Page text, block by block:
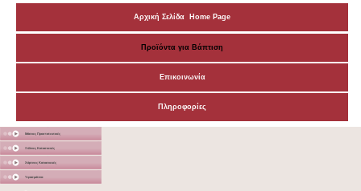
Αρχική Σελίδα Home Page
Προϊόντα για Βάπτιση
Επικοινωνία
Πληροφορίες
Μάσκες Προστατευτικές
Ξύλινες Κατασκευές
Χάρτινες Κατασκευές
Υφασμάτινα